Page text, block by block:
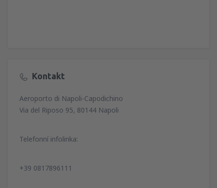
Kontakt
Aeroporto di Napoli-Capodichino
Via del Riposo 95, 80144 Napoli
Telefonní infolinka:
+39 0817896111